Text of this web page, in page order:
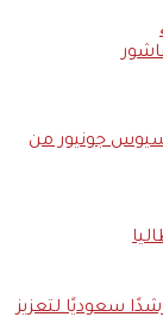
جونيور من
ومرشدًا سعوديًا لتعزيز